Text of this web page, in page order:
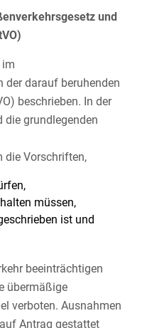
und
im
der darauf beruhenden
beschrieben. In der
die grundlegenden
die Vorschriften,
müssen,
ist und
beeinträchtigen
übermäßige
verboten. Ausnahmen
Antrag gestattet